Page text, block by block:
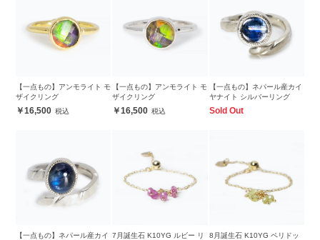
【一点もの】アンモライト モ
ザイクリング
16,500
【一点もの】アンモライト モ
ザイクリング
16,500
【一点もの】ネパール産カイ
ヤナイト シルバーリング
Sold Out
【一点もの】ネパール産カイ
7月誕生石 K10YG ルビー リ
8月誕生石 K10YG ペリドッ